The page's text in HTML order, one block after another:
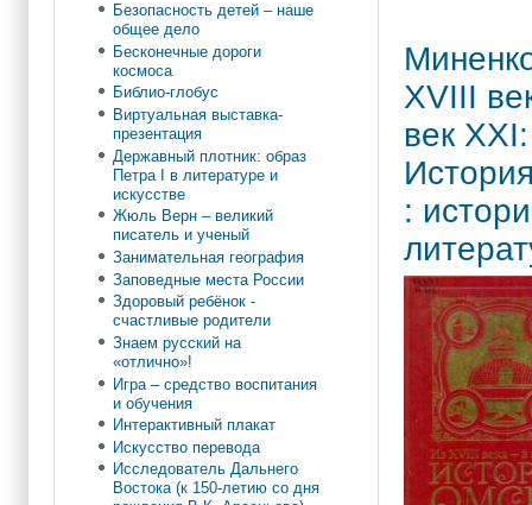
XVIII
век XXI:
:
Безопасность детей – наше
общее дело
Бесконечные дороги
космоса
Библио-глобус
Виртуальная выставка-
презентация
Державный плотник: образ
Петра I в литературе и
искусстве
Жюль Верн – великий
писатель и ученый
Занимательная география
Заповедные места России
Здоровый ребёнок -
счастливые родители
Знаем русский на
«отлично»!
Игра – средство воспитания
и обучения
Интерактивный плакат
Искусство перевода
Исследователь Дальнего
Востока (к 150-летию со дня